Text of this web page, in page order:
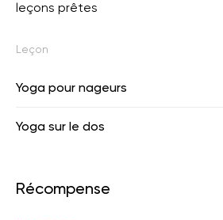
leçons prêtes
Leçon
Yoga pour nageurs
Yoga sur le dos
Récompense